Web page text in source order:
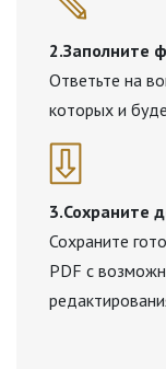
2.Заполните
Ответьте на
которых и
3.Сохраните
Сохраните
PDF с